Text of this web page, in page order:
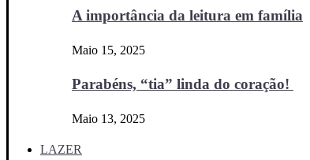
A importância da leitura em família
Maio 15, 2025
Parabéns, “tia” linda do coração!
Maio 13, 2025
LAZER